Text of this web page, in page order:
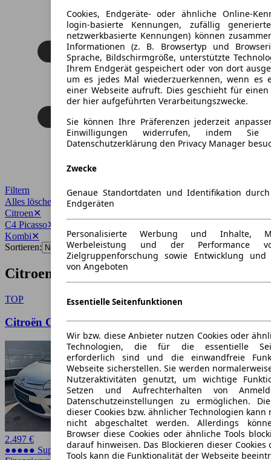
Cookies, Endgeräte- oder ähnliche Online-
login-basierte Kennungen, zufällig
netzwerkbasierte Kennungen) können
Informationen (z. B. Browsertyp und
Sprache, Bildschirmgröße, unterstützte
Ihrem Endgerät gespeichert oder von dort
um es jedes Mal wiederzuerkennen, wenn es
einer Webseite aufruft. Dies geschieht für
der hier aufgeführten Verarbeitungszwecke.
Sie können Ihre Präferenzen jederzeit
Einwilligungen widerrufen, indem
Datenschutzerklärung den Privacy Manager
Zwecke
Genaue Standortdaten und Identifikation
Endgeräten
Personalisierte Werbung und Inhalte,
Werbeleistung und der Performance
Zielgruppenforschung sowie Entwicklung und
von Angeboten
Essentielle Seitenfunktionen
Wir bzw. diese Anbieter nutzen Cookies oder
Technologien, die für die essentielle
erforderlich sind und die einwandfreie
Webseite sicherstellen. Sie werden
Nutzeraktivitäten genutzt, um wichtige
Setzen und Aufrechterhalten von
Datenschutzeinstellungen zu ermöglichen.
dieser Cookies bzw. ähnlicher Technologien kann
nicht abgeschaltet werden. Allerdings
Browser diese Cookies oder ähnliche Tools
darauf hinweisen. Das Blockieren dieser
Tools kann die Funktionalität der Webseite
Filtern
Alles löschen
Citroen✕
C4 Picasso✕
Kombi✕
Sortieren:
Citroen C4 Picasso Kombi Angebote
TOP
Citroën C4 Picasso Tendance*AHK*
2.497 €
●●●●● Super Preis